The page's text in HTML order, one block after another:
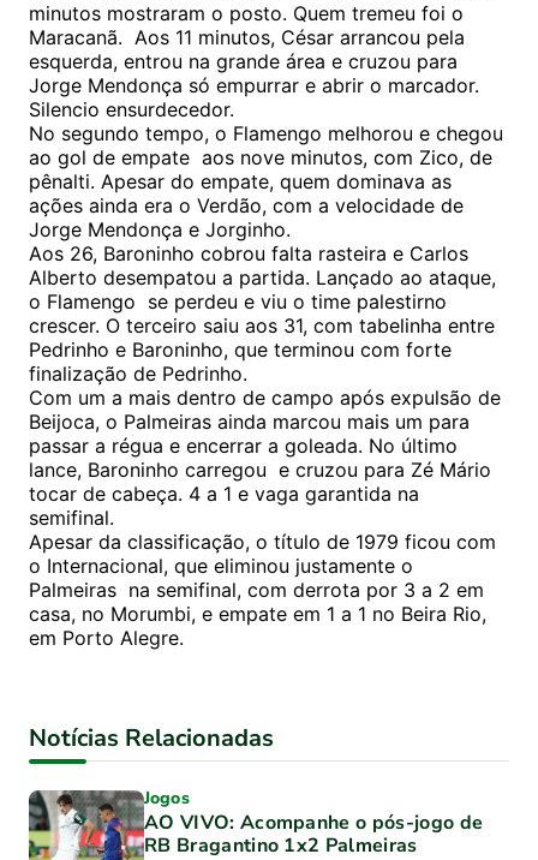
minutos mostraram o posto. Quem tremeu foi o
Maracanã. Aos 11 minutos, César arrancou pela
esquerda, entrou na grande área e cruzou para
Jorge Mendonça só empurrar e abrir o marcador.
Silencio ensurdecedor.
No segundo tempo, o Flamengo melhorou e chegou
ao gol de empate aos nove minutos, com Zico, de
pênalti. Apesar do empate, quem dominava as
ações ainda era o Verdão, com a velocidade de
Jorge Mendonça e Jorginho.
Aos 26, Baroninho cobrou falta rasteira e Carlos
Alberto desempatou a partida. Lançado ao ataque,
o Flamengo se perdeu e viu o time palestirno
crescer. O terceiro saiu aos 31, com tabelinha entre
Pedrinho e Baroninho, que terminou com forte
finalização de Pedrinho.
Com um a mais dentro de campo após expulsão de
Beijoca, o Palmeiras ainda marcou mais um para
passar a régua e encerrar a goleada. No último
lance, Baroninho carregou e cruzou para Zé Mário
tocar de cabeça. 4 a 1 e vaga garantida na
semifinal.
Apesar da classificação, o título de 1979 ficou com
o Internacional, que eliminou justamente o
Palmeiras na semifinal, com derrota por 3 a 2 em
casa, no Morumbi, e empate em 1 a 1 no Beira Rio,
em Porto Alegre.
Notícias Relacionadas
Jogos
AO VIVO: Acompanhe o pós-jogo de
RB Bragantino 1x2 Palmeiras